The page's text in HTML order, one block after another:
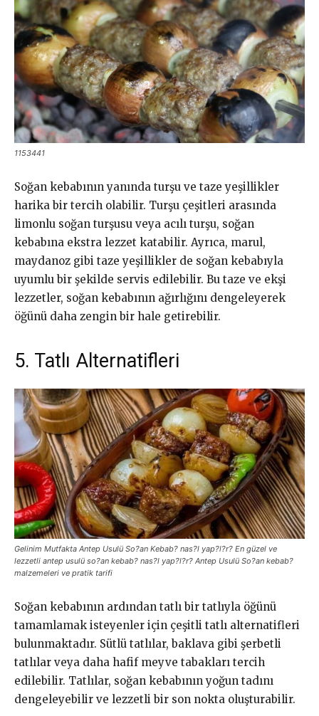
1153441
Soğan kebabının yanında turşu ve taze yeşillikler
harika bir tercih olabilir. Turşu çeşitleri arasında
limonlu soğan turşusu veya acılı turşu, soğan
kebabına ekstra lezzet katabilir. Ayrıca, marul,
maydanoz gibi taze yeşillikler de soğan kebabıyla
uyumlu bir şekilde servis edilebilir. Bu taze ve ekşi
lezzetler, soğan kebabının ağırlığını dengeleyerek
öğünü daha zengin bir hale getirebilir.
5. Tatlı Alternatifleri
Gelinim Mutfakta Antep Usulü So?an Kebab? nas?l yap?l?r? En güzel ve
lezzetli antep usulü so?an kebab? nas?l yap?l?r? Antep Usulü So?an kebab?
malzemeleri ve pratik tarifi
Soğan kebabının ardından tatlı bir tatlıyla öğünü
tamamlamak isteyenler için çeşitli tatlı alternatifleri
bulunmaktadır. Sütlü tatlılar, baklava gibi şerbetli
tatlılar veya daha hafif meyve tabakları tercih
edilebilir. Tatlılar, soğan kebabının yoğun tadını
dengeleyebilir ve lezzetli bir son nokta oluşturabilir.